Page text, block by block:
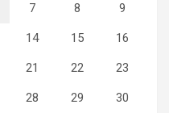
7 8 9
14 15 16
21 22 23
28 29 30